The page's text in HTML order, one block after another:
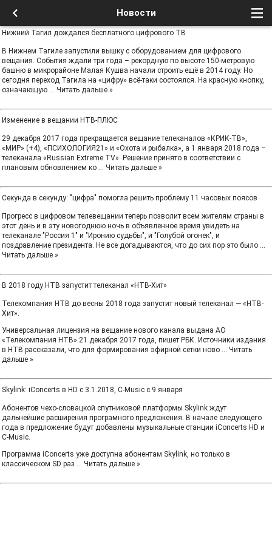
Новости
Нижний Тагил дождался бесплатного цифрового ТВ
В Нижнем Тагиле запустили вышку с оборудованием для цифрового
вещания. События ждали три года – рекордную по высоте 150-метровую
башню в микрорайоне Малая Кушва начали строить ещё в 2014 году. Но
сегодня переход Тагила на «цифру» всё-таки состоялся. На красную кнопку,
означающую ... Читать дальше »
Изменение в вещании НТВ‑ПЛЮС
29 декабря 2017 года прекращается вещание телеканалов «КРИК‑ТВ»,
«МИР» (+4), «ПСИХОЛОГИЯ21» и «Охота и рыбалка», а 1 января 2018 года –
телеканала «Russian Extreme TV». Решение принято в соответствии с
плановым обновлением ко ... Читать дальше »
Секунда в секунду: "цифра" помогла решить проблему 11 часовых поясов
Прогресс в цифровом телевещании теперь позволит всем жителям страны в
этот день и в эту новогоднюю ночь в объявленное время увидеть на
телеканале "Россия 1" и "Иронию судьбы", и "Голубой огонек", и
поздравление президента. Не все догадываются, что до сих пор это было ...
Читать дальше »
В 2018 году НТВ запустит телеканал «НТВ-Хит»
Телекомпания НТВ до весны 2018 года запустит новый телеканал — «НТВ-
Хит».
Универсальная лицензия на вещание нового канала выдана АО
«Телекомпания НТВ» 21 декабря 2017 года, пишет РБК. Источники издания
в НТВ рассказали, что для формирования эфирной сетки ново ... Читать
дальше »
Skylink: iConcerts в HD с 3.1.2018, C-Music с 9 января
Абонентов чехо-словацкой спутниковой платформы Skylink ждут
дальнейшие расширения програмного предложения. В начале следующего
года в предложение будут добавлены музыкальные станции iConcerts HD и
C-Music.
Программа iConcerts уже доступна абонентам Skylink, но только в
классическом SD раз ... Читать дальше »